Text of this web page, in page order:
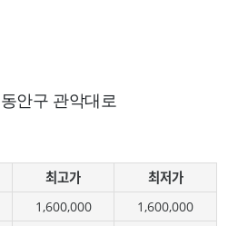
안구 관악대로
최고가
최저가
1,600,000
1,600,000